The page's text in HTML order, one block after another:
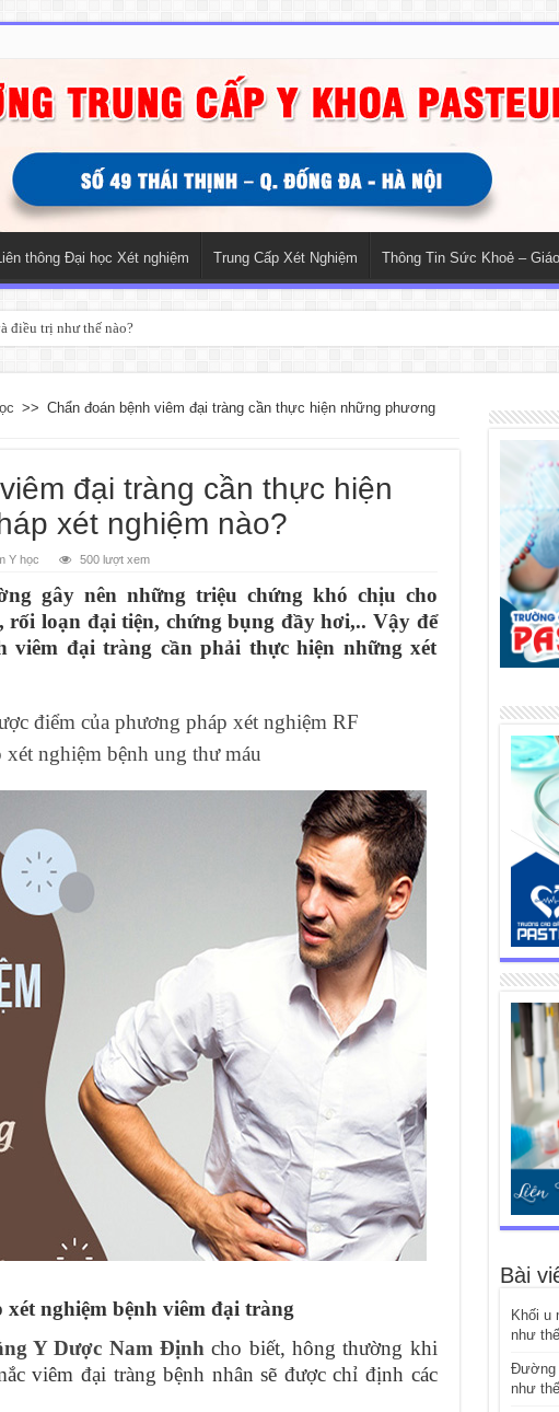
thông Đại học Xét nghiệm Trung Cấp Xét Nghiệm Thông Tin Sức Khoẻ –
điều trị như thế nào?
>> Chẩn đoán bệnh viêm đại tràng cần thực hiện những phương
đại tràng cần thực hiện
xét nghiệm nào?
Y học 500 lượt xem
gây nên những triệu chứng khó chịu cho
rối loạn đại tiện, chứng bụng đầy hơi,.. Vậy để
viêm đại tràng cần phải thực hiện những xét
điểm của phương pháp xét nghiệm RF
nghiệm bệnh ung thư máu
nghiệm bệnh viêm đại tràng
Y Dược Nam Định cho biết, hông thường khi
viêm đại tràng bệnh nhân sẽ được chỉ định các
Bài
Khối u
như
Đường
như